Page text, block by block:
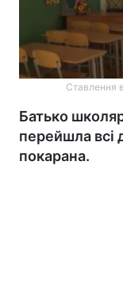
Ставлення
Батько
перейшла всі
покарана.